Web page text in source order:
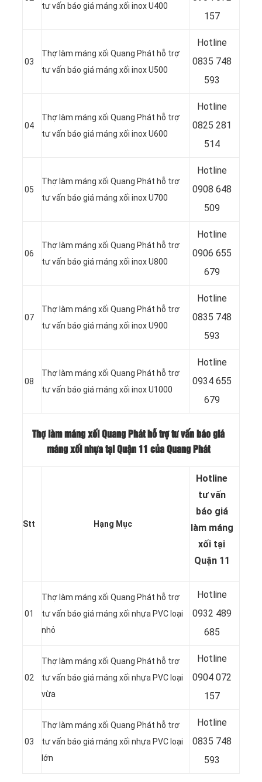
tư vấn báo giá máng xối inox U400
157
03
Thợ làm máng xối Quang Phát hỗ trợ
tư vấn báo giá máng xối inox U500
Hotline
0835 748
593
04
Thợ làm máng xối Quang Phát hỗ trợ
tư vấn báo giá máng xối inox U600
Hotline
0825 281
514
05
Thợ làm máng xối Quang Phát hỗ trợ
tư vấn báo giá máng xối inox U700
Hotline
0908 648
509
06
Thợ làm máng xối Quang Phát hỗ trợ
tư vấn báo giá máng xối inox U800
Hotline
0906 655
679
07
Thợ làm máng xối Quang Phát hỗ trợ
tư vấn báo giá máng xối inox U900
Hotline
0835 748
593
08
Thợ làm máng xối Quang Phát hỗ trợ
tư vấn báo giá máng xối inox U1000
Hotline
0934 655
679
Thợ làm máng xối Quang Phát hỗ trợ tư vấn báo giá
máng xối nhựa tại Quận 11 của Quang Phát
Stt Hạng Mục
Hotline
tư vấn
báo giá
làm máng
xối tại
Quận 11
01
Thợ làm máng xối Quang Phát hỗ trợ
tư vấn báo giá máng xối nhựa PVC loại
nhỏ
Hotline
0932 489
685
02
Thợ làm máng xối Quang Phát hỗ trợ
tư vấn báo giá máng xối nhựa PVC loại
vừa
Hotline
0904 072
157
03
Thợ làm máng xối Quang Phát hỗ trợ
tư vấn báo giá máng xối nhựa PVC loại
lớn
Hotline
0835 748
593